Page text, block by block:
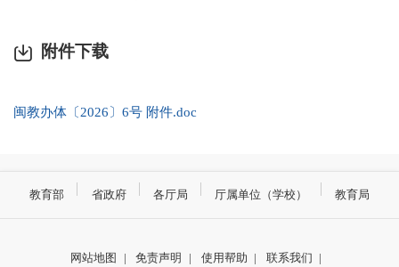
附件下载
闽教办体〔2026〕6号 附件.doc
教育部 省政府 各厅局 厅属单位（学校） 教育局
网站地图 | 免责声明 | 使用帮助 | 联系我们 |